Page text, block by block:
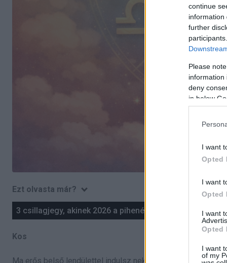
continue
information
further
Please
information
deny
in below
I want
Opted
I want
Opted
I want
Opted
I want
of my
Ezt olvasta már?
3 csillagjegy, akinek 2026 a pihenés és gyógyulás éve
Kos
Ma erős belső lendülettel indulsz neki a napnak.